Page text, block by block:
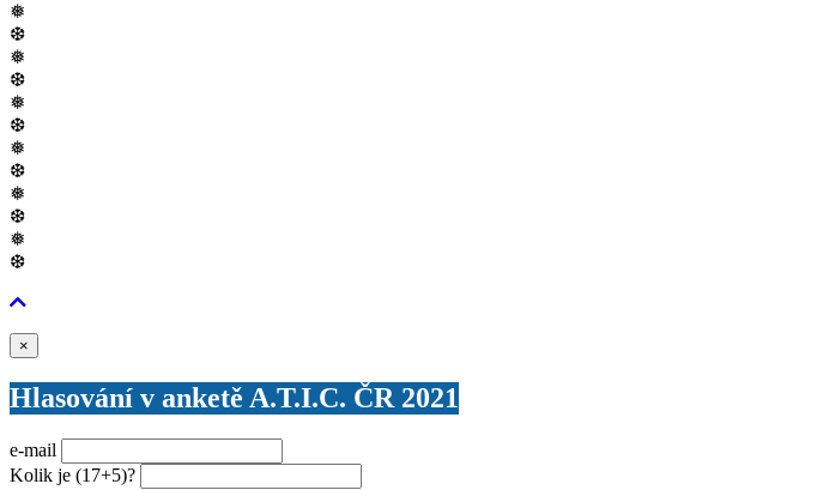
❅
❆
❅
❆
❅
❆
❅
❆
❅
❆
❅
❆
×
Hlasování v anketě A.T.I.C. ČR 2021
e-mail
Kolik je (17+5)?